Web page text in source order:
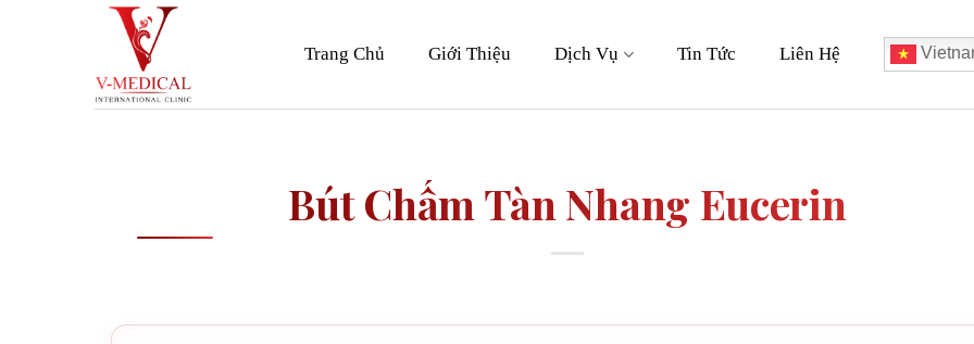
Trang Chủ Giới Thiệu Dịch Vụ Tin Tức Liên Hệ
Bút Chấm Tàn Nhang Eucerin